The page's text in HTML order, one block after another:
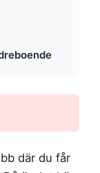
där du får